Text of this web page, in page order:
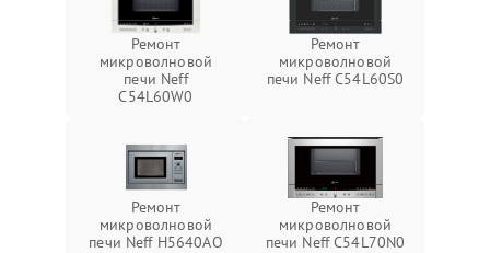
Ремонт
микроволновой
печи Neff
C54L60W0
Ремонт
микроволновой
печи Neff C54L60S0
Ремонт
микроволновой
печи Neff H5640AO
Ремонт
микроволновой
печи Neff C54L70N0